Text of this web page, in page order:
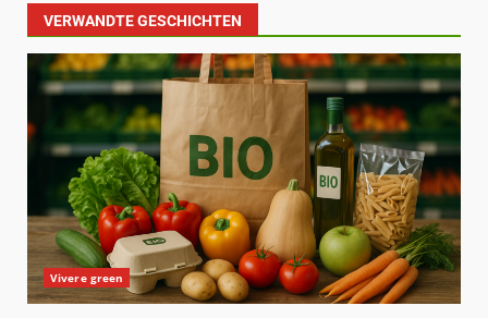
VERWANDTE GESCHICHTEN
Vivere green